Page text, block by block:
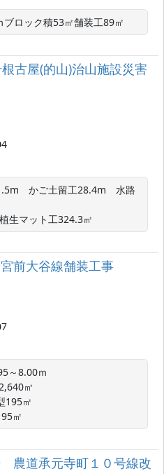
ロック積53㎡舗装工89㎡
古屋(的山)治山施設災害
　かご土留工28.4m　水路
前大谷線舗装工事
～8.00ｍ
㎡
195㎡
㎡
農道承元寺町１０号線改